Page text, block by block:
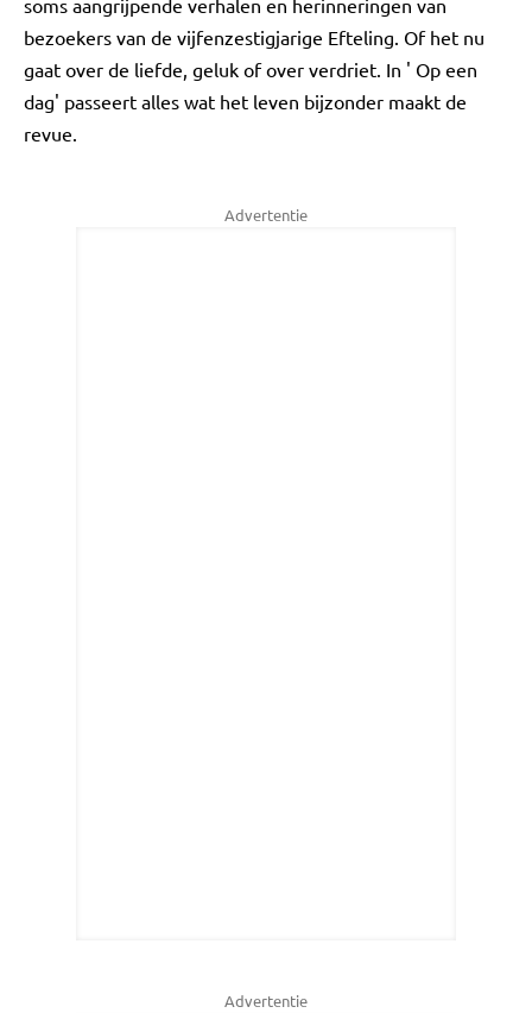
soms aangrijpende verhalen en herinneringen van
bezoekers van de vijfenzestigjarige Efteling. Of het nu
gaat over de liefde, geluk of over verdriet. In ' Op een
dag' passeert alles wat het leven bijzonder maakt de
revue.
Advertentie
Advertentie